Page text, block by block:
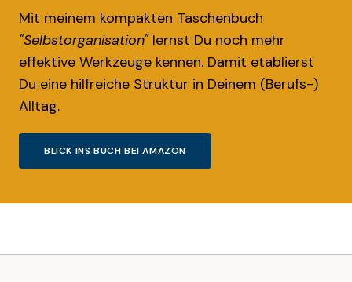
Mit meinem kompakten Taschenbuch
"Selbstorganisation"lernst Du noch mehr
effektive Werkzeuge kennen. Damit etablierst
Du eine hilfreiche Struktur in Deinem (Berufs-)
Alltag.
BLICK INS BUCH BEI AMAZON